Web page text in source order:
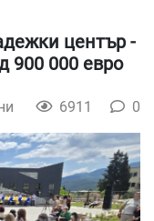
център -
900 000 евро
6911 0